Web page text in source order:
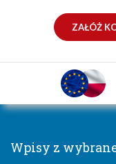
ZAŁÓŻ
Wpisy z